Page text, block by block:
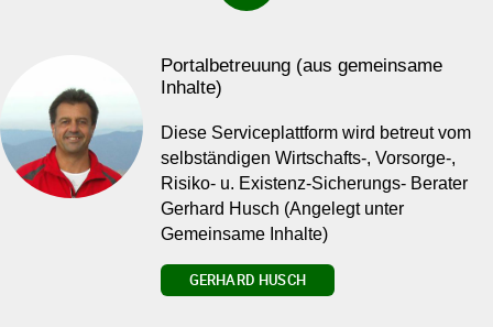
Portalbetreuung (aus gemeinsame
Inhalte)
Diese Serviceplattform wird betreut vom
selbständigen Wirtschafts-, Vorsorge-,
Risiko- u. Existenz-Sicherungs- Berater
Gerhard Husch (Angelegt unter
Gemeinsame Inhalte)
GERHARD HUSCH